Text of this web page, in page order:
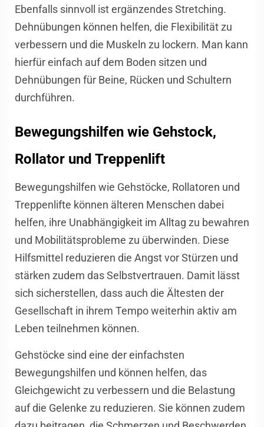
Ebenfalls sinnvoll ist ergänzendes Stretching.
Dehnübungen können helfen, die Flexibilität zu
verbessern und die Muskeln zu lockern. Man kann
hierfür einfach auf dem Boden sitzen und
Dehnübungen für Beine, Rücken und Schultern
durchführen.
Bewegungshilfen wie Gehstock,
Rollator und Treppenlift
Bewegungshilfen wie Gehstöcke, Rollatoren und
Treppenlifte können älteren Menschen dabei
helfen, ihre Unabhängigkeit im Alltag zu bewahren
und Mobilitätsprobleme zu überwinden. Diese
Hilfsmittel reduzieren die Angst vor Stürzen und
stärken zudem das Selbstvertrauen. Damit lässt
sich sicherstellen, dass auch die Ältesten der
Gesellschaft in ihrem Tempo weiterhin aktiv am
Leben teilnehmen können.
Gehstöcke sind eine der einfachsten
Bewegungshilfen und können helfen, das
Gleichgewicht zu verbessern und die Belastung
auf die Gelenke zu reduzieren. Sie können zudem